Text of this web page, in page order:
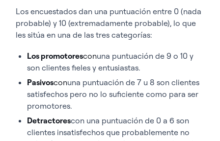
Los encuestados dan una puntuación entre 0 (nada
probable) y 10 (extremadamente probable), lo que
les sitúa en una de las tres categorías:
Los promotoresconuna puntuación de 9 o 10 y
son clientes fieles y entusiastas.
Pasivosconuna puntuación de 7 u 8 son clientes
satisfechos pero no lo suficiente como para ser
promotores.
Detractorescon una puntuación de 0 a 6 son
clientes insatisfechos que probablemente no